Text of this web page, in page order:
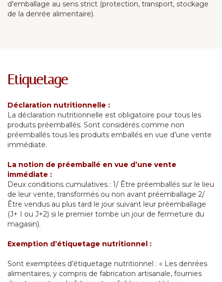
d’emballage au sens strict (protection, transport, stockage
de la denrée alimentaire).
Etiquetage
Déclaration nutritionnelle :
La déclaration nutritionnelle est obligatoire pour tous les
produits préemballés. Sont considérés comme non
préemballés tous les produits emballés en vue d’une vente
immédiate.
La notion de préemballé en vue d’une vente
immédiate :
Deux conditions cumulatives : 1/ Être préemballés sur le lieu
de leur vente, transformés ou non avant préemballage 2/
Être vendus au plus tard le jour suivant leur préemballage
(J+ I ou J+2) si le premier tombe un jour de fermeture du
magasin).
Exemption d’étiquetage nutritionnel :
Sont exemptées d’étiquetage nutritionnel : « Les denrées
alimentaires, y compris de fabrication artisanale, fournies